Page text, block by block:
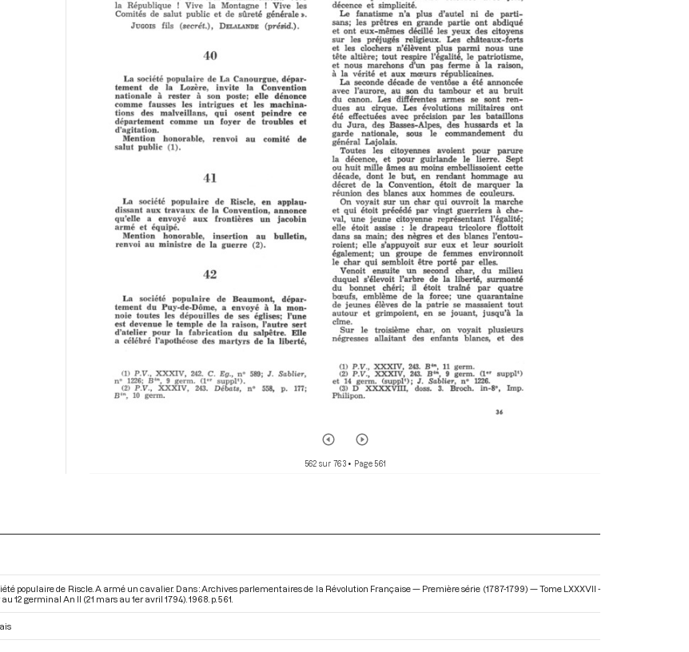
562 sur 763• Page 561
populaire de Riscle. A armé un cavalier. Dans : Archives parlementaires de la Révolution Française — Première série (1787-1799) — Tome LXXXVII -
au 12 germinal An II (21 mars au 1er avril 1794) . 1968. p. 561.